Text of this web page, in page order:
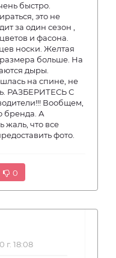
быстро.
это не
за один сезон ,
и фасона.
Желтая
размера больше. На
дыры.
на спине, не
Вообщем,
бренда. А
жаль, что все
фото.
0
мая 2020 г. 18:08